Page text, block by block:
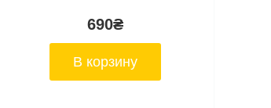
690₴
В корзину